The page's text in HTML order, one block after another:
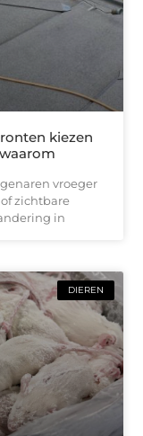
kiezen
vroeger
zichtbare
in
DIEREN